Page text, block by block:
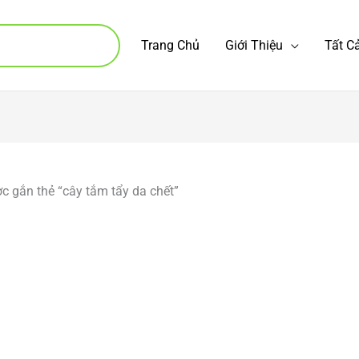
Trang Chủ Giới Thiệu Tất
gắn thẻ “cây tắm tẩy da chết”